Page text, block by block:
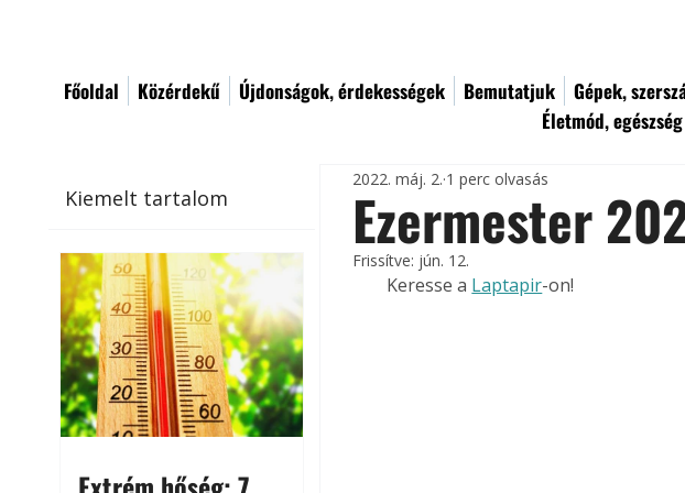
Főoldal Közérdekű Újdonságok, érdekességek Bemutatjuk Gépek,
Életmód, egészség
Kiemelt tartalom Ezermester
2022. máj. 2. 1 perc olvasás
Frissítve: jún. 12.
Keresse a Laptapir-on!